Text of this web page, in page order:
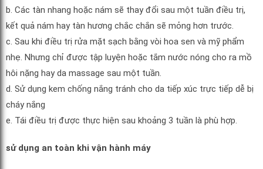
b. Các tàn nhang hoặc nám sẽ thay đổi sau một tuần điều trị,
kết quả nám hay tàn hương chắc chắn sẽ mỏng hơn trước.
c. Sau khi điều trị rửa mặt sạch bằng vòi hoa sen và mỹ phẩm
nhẹ. Nhưng chỉ được tập luyện hoặc tắm nước nóng cho ra mồ
hôi nặng hay da massage sau một tuần.
d. Sử dụng kem chống nắng tránh cho da tiếp xúc trực tiếp dễ bị
cháy nắng
e. Tái điều trị được thực hiện sau khoảng 3 tuần là phù hợp.
sử dụng an toàn khi vận hành máy